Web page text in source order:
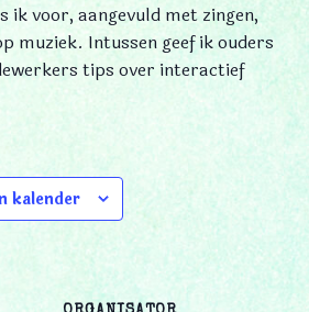
ik voor, aangevuld met zingen,
muziek. Intussen geef ik ouders
tips over interactief
kalender